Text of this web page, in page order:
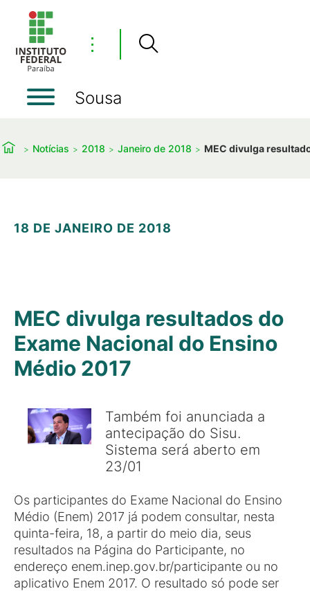
⋮
Sousa
Notícias 2018 Janeiro de 2018 MEC divulga
18 DE JANEIRO DE 2018
MEC divulga resultados do
Exame Nacional do Ensino
Médio 2017
Também foi anunciada a
antecipação do Sisu.
Sistema será aberto em
23/01
Os participantes do Exame Nacional do Ensino
Médio (Enem) 2017 já podem consultar, nesta
quinta-feira, 18, a partir do meio dia, seus
resultados na Página do Participante, no
endereço enem.inep.gov.br/participante ou no
aplicativo Enem 2017. O resultado só pode ser